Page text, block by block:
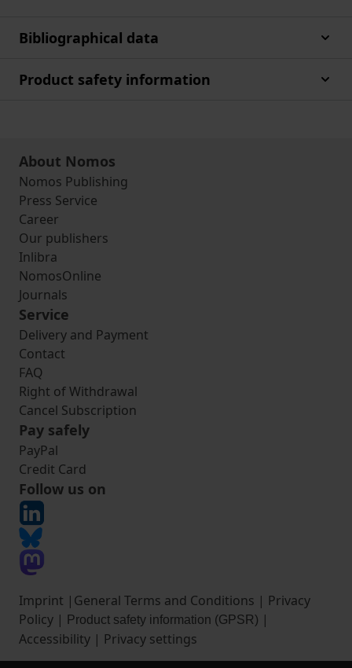
Bibliographical data
Product safety information
About Nomos
Nomos Publishing
Press Service
Career
Our publishers
Inlibra
NomosOnline
Journals
Service
Delivery and Payment
Contact
FAQ
Right of Withdrawal
Cancel Subscription
Pay safely
PayPal
Credit Card
Follow us on
Imprint | General Terms and Conditions | Privacy
Policy | Product safety information (GPSR) |
Accessibility | Privacy settings